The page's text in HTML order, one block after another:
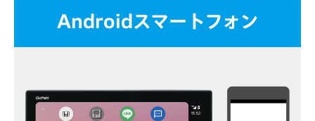
Androidスマートフォン